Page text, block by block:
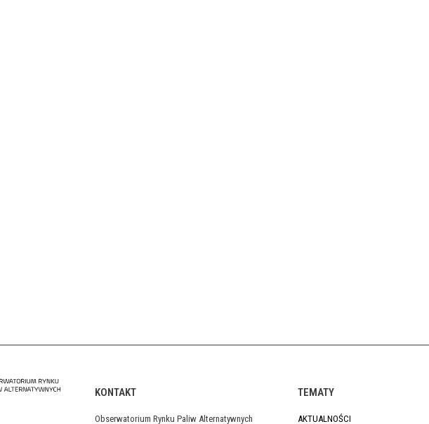
KONTAKT
Obserwatorium Rynku Paliw Alternatywnych
TEMATY
AKTUALNOŚCI